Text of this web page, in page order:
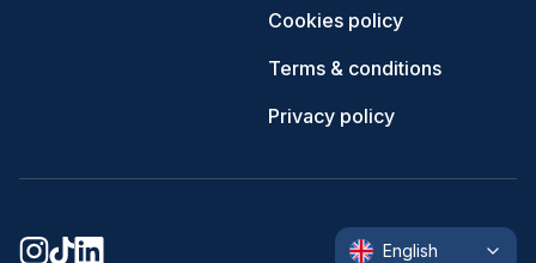
Cookies policy
Terms & conditions
Privacy policy
English